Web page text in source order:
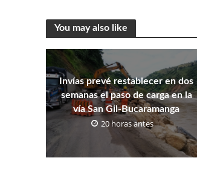
You may also like
Invías prevé restablecer en dos
semanas el paso de carga en la
vía San Gil-Bucaramanga
20 horas antes